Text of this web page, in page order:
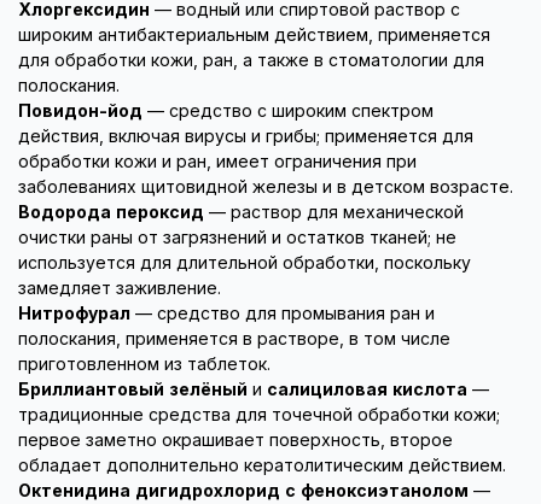
Хлоргексидин — водный или спиртовой раствор с
широким антибактериальным действием, применяется
для обработки кожи, ран, а также в стоматологии для
полоскания.
Повидон-йод — средство с широким спектром
действия, включая вирусы и грибы; применяется для
обработки кожи и ран, имеет ограничения при
заболеваниях щитовидной железы и в детском возрасте.
Водорода пероксид — раствор для механической
очистки раны от загрязнений и остатков тканей; не
используется для длительной обработки, поскольку
замедляет заживление.
Нитрофурал — средство для промывания ран и
полоскания, применяется в растворе, в том числе
приготовленном из таблеток.
Бриллиантовый зелёный и салициловая кислота —
традиционные средства для точечной обработки кожи;
первое заметно окрашивает поверхность, второе
обладает дополнительно кератолитическим действием.
Октенидина дигидрохлорид с феноксиэтанолом —